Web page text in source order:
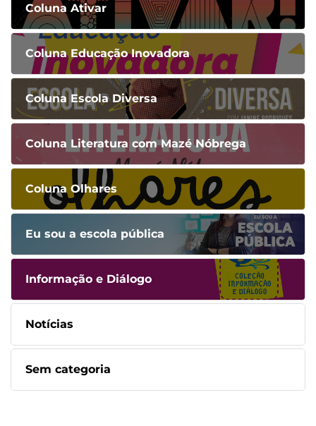
Coluna Ativar
Coluna Educação Inovadora
Coluna Escola Diversa
Coluna Literatura com Mazé Nóbrega
Coluna Olhares
Eu sou a escola pública
Informação e Diálogo
Notícias
Sem categoria